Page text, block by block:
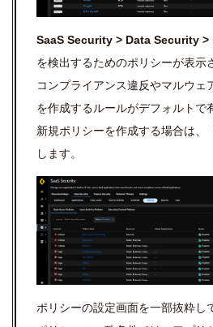
SaaS Security > Data Security
を検出するためのポリシーが表示
コンプライアンス違反やマルウェ
を作成するルールがデフォルトで
新規ポリシーを作成する場合は、
します。
ポリシーの設定画面を一部抜粋し